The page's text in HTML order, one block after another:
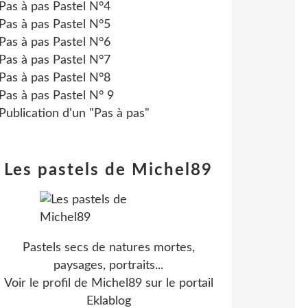
Pas à pas Pastel N°4
Pas à pas Pastel N°5
Pas à pas Pastel N°6
Pas à pas Pastel N°7
Pas à pas Pastel N°8
Pas à pas Pastel N° 9
Publication d'un "Pas à pas"
Les pastels de Michel89
Pastels secs de natures mortes,
paysages, portraits...
Voir le profil de Michel89sur le portail
Eklablog